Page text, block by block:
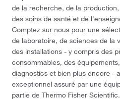
de la recherche, de la
des soins de santé et de
Comptez sur nous pour une
de laboratoire, de sciences de la
des installations - y compris des
consommables, des
diagnostics et bien plus encore -
exceptionnel assuré par une
partie de Thermo Fisher Scientific.